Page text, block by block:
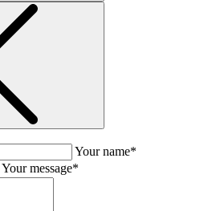
Your name*
Your message*